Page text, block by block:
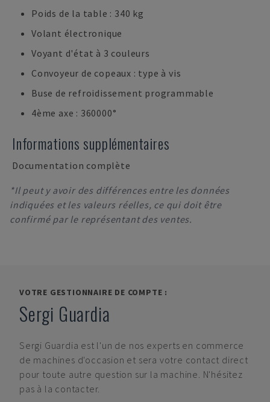
Poids de la table : 340 kg
Volant électronique
Voyant d'état à 3 couleurs
Convoyeur de copeaux : type à vis
Buse de refroidissement programmable
4ème axe : 360000°
Informations supplémentaires
Documentation complète
*Il peut y avoir des différences entre les données
indiquées et les valeurs réelles, ce qui doit être
confirmé par le représentant des ventes.
VOTRE GESTIONNAIRE DE COMPTE :
Sergi Guardia
Sergi Guardia est l'un de nos experts en commerce
de machines d'occasion et sera votre contact direct
pour toute autre question sur la machine. N'hésitez
pas à la contacter.